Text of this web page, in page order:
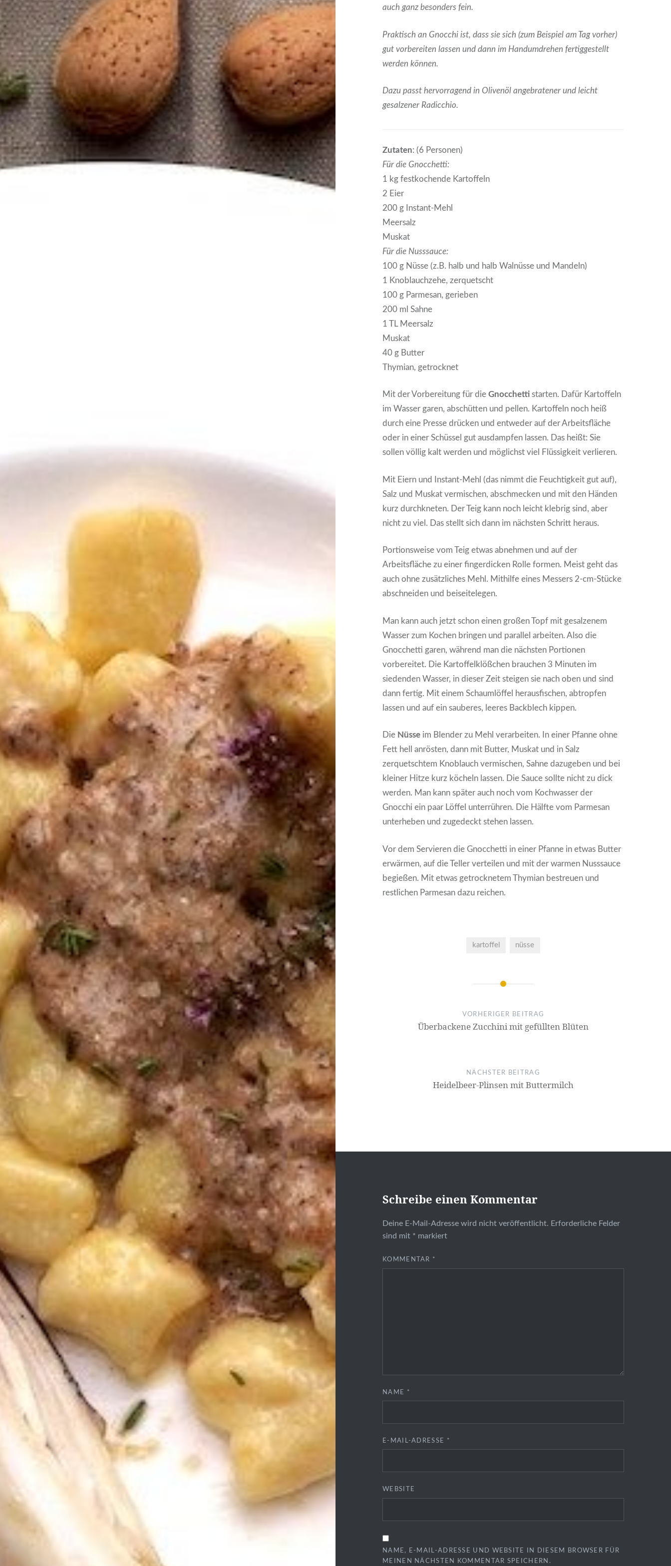
auch ganz besonders fein.
Praktisch an Gnocchi ist, dass sie sich (zum Beispiel am Tag vorher)
gut vorbereiten lassen und dann im Handumdrehen fertiggestellt
werden können.
Dazu passt hervorragend in Olivenöl angebratener und leicht
gesalzener Radicchio.
Zutaten: (6 Personen)
Für die Gnocchetti:
1 kg festkochende Kartoffeln
2 Eier
200 g Instant-Mehl
Meersalz
Muskat
Für die Nusssauce:
100 g Nüsse (z.B. halb und halb Walnüsse und Mandeln)
1 Knoblauchzehe, zerquetscht
100 g Parmesan, gerieben
200 ml Sahne
1 TL Meersalz
Muskat
40 g Butter
Thymian, getrocknet
Mit der Vorbereitung für dieGnocchetti starten. Dafür Kartoffeln
im Wasser garen, abschütten und pellen. Kartoffeln noch heiß
durch eine Presse drücken und entweder auf der Arbeitsfläche
oder in einer Schüssel gut ausdampfen lassen. Das heißt: Sie
sollen völlig kalt werden und möglichst viel Flüssigkeit verlieren.
Mit Eiern und Instant-Mehl (das nimmt die Feuchtigkeit gut auf),
Salz und Muskat vermischen, abschmecken und mit den Händen
kurz durchkneten. Der Teig kann noch leicht klebrig sind, aber
nicht zu viel. Das stellt sich dann im nächsten Schritt heraus.
Portionsweise vom Teig etwas abnehmen und auf der
Arbeitsfläche zu einer fingerdicken Rolle formen. Meist geht das
auch ohne zusätzliches Mehl. Mithilfe eines Messers 2-cm-Stücke
abschneiden und beiseitelegen.
Man kann auch jetzt schon einen großen Topf mit gesalzenem
Wasser zum Kochen bringen und parallel arbeiten. Also die
Gnocchetti garen, während man die nächsten Portionen
vorbereitet. Die Kartoffelklößchen brauchen 3 Minuten im
siedenden Wasser, in dieser Zeit steigen sie nach oben und sind
dann fertig. Mit einem Schaumlöffel herausfischen, abtropfen
lassen und auf ein sauberes, leeres Backblech kippen.
Die Nüsse im Blender zu Mehl verarbeiten. In einer Pfanne ohne
Fett hell anrösten, dann mit Butter, Muskat und in Salz
zerquetschtem Knoblauch vermischen, Sahne dazugeben und bei
kleiner Hitze kurz köcheln lassen. Die Sauce sollte nicht zu dick
werden. Man kann später auch noch vom Kochwasser der
Gnocchi ein paar Löffel unterrühren. Die Hälfte vom Parmesan
unterheben und zugedeckt stehen lassen.
Vor dem Servieren die Gnocchetti in einer Pfanne in etwas Butter
erwärmen, auf die Teller verteilen und mit der warmen Nusssauce
begießen. Mit etwas getrocknetem Thymian bestreuen und
restlichen Parmesan dazu reichen.
kartoffel nüsse
VORHERIGER BEITRAG
Überbackene Zucchini mit gefüllten Blüten
NÄCHSTER BEITRAG
Heidelbeer-Plinsen mit Buttermilch
Schreibe einen Kommentar
Deine E-Mail-Adresse wird nicht veröffentlicht. Erforderliche Felder
sind mit * markiert
KOMMENTAR *
NAME *
E-MAIL-ADRESSE *
WEBSITE
NAME, E-MAIL-ADRESSE UND WEBSITE IN DIESEM BROWSER FÜR
MEINEN NÄCHSTEN KOMMENTAR SPEICHERN.